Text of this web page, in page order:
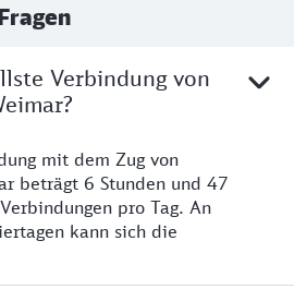
Verbindung von
mit dem Zug von
beträgt 6 Stunden und 47
pro Tag. An
kann sich die